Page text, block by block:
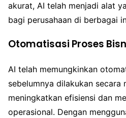
akurat, AI telah menjadi alat
bagi perusahaan di berbagai
Otomatisasi Proses
AI telah memungkinkan
sebelumnya dilakukan secara
meningkatkan efisiensi dan
operasional. Dengan